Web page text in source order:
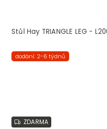
Stůl Hay TRIANGLE LEG -
dodání: 2-6 týdnů
ZDARMA